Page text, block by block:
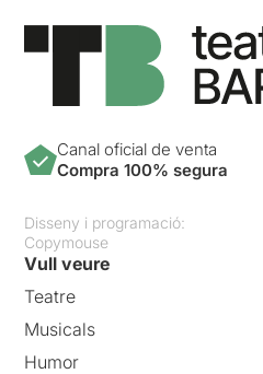
Canal oficial de venta
Compra 100% segura
Disseny i programació:
Copymouse
Vull veure
Teatre
Musicals
Humor